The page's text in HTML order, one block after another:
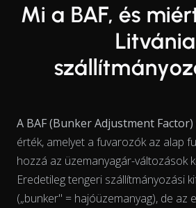
Mi a BAF, és
Litvánia
A BAF (Bunker Adjustment Factor)
érték, amelyet a fuvarozók az alap
hozzá az üzemanyagár-változások
Eredetileg tengeri szállítmányozási
(„bunker" = hajóüzemanyag), de az